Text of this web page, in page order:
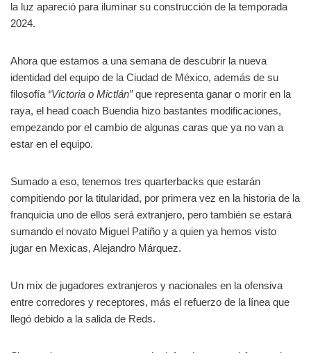
la luz apareció para iluminar su construcción de la temporada
2024.
Ahora que estamos a una semana de descubrir la nueva
identidad del equipo de la Ciudad de México, además de su
filosofía “Victoria o Mictlán”que representa ganar o morir en la
raya, el head coach Buendia hizo bastantes modificaciones,
empezando por el cambio de algunas caras que ya no van a
estar en el equipo.
Sumado a eso, tenemos tres quarterbacks que estarán
compitiendo por la titularidad, por primera vez en la historia de la
franquicia uno de ellos será extranjero, pero también se estará
sumando el novato Miguel Patiño y a quien ya hemos visto
jugar en Mexicas, Alejandro Márquez.
Un mix de jugadores extranjeros y nacionales en la ofensiva
entre corredores y receptores, más el refuerzo de la línea que
llegó debido a la salida de Reds.